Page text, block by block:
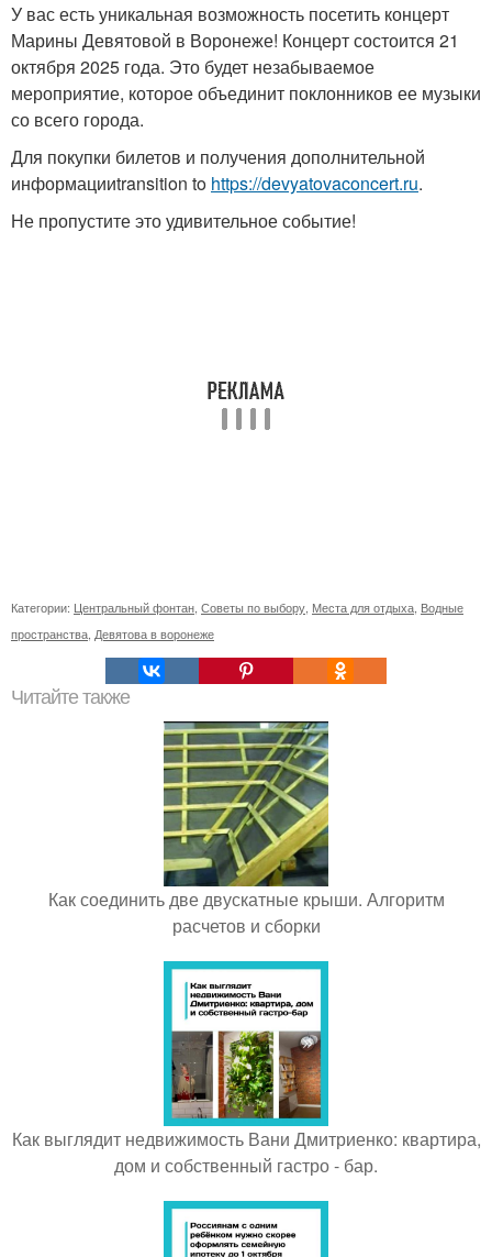
У вас есть уникальная возможность посетить концерт
Марины Девятовой в Воронеже! Концерт состоится 21
октября 2025 года. Это будет незабываемое
мероприятие, которое объединит поклонников ее музыки
со всего города.
Для покупки билетов и получения дополнительной
информацииtransition to https://devyatovaconcert.ru.
Не пропустите это удивительное событие!
Категории: Центральный фонтан Советы по выбору Места для отдыха Водные
пространства Девятова в воронеже
Читайте также
Как соединить две двускатные крыши. Алгоритм
расчетов и сборки
Как выглядит недвижимость Вани Дмитриенко: квартира,
дом и собственный гастро - бар.